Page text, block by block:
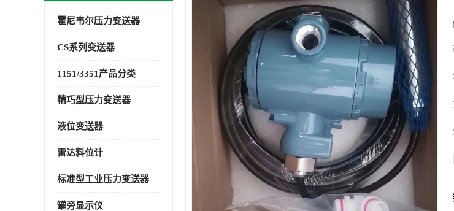
霍尼韦尔压力变送器
CS系列变送器
1151/3351产品分类
精巧型压力变送器
液位变送器
雷达料位计
标准型工业压力变送器
罐旁显示仪